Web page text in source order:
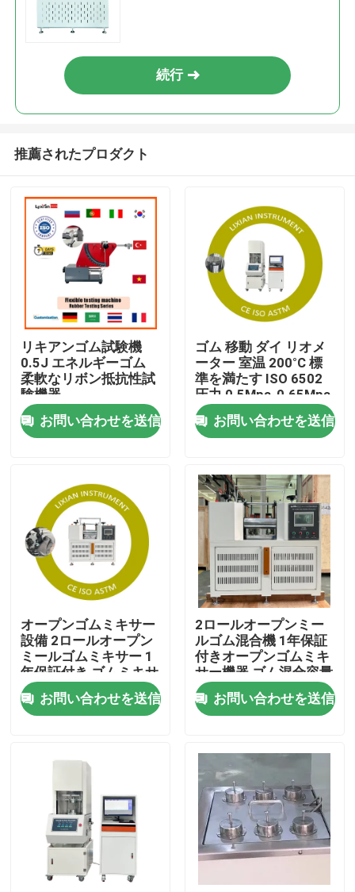
家
VRショー
私たちに関しては
工場見学
品質管理
ケース
研究室試験機械
続行
推薦されたプロダクト
リキアンゴム試験機
0.5J エネルギーゴム
柔軟なリボン抵抗性試
験機器
お問い合わせを送信
ゴム 移動 ダイ リオメ
ーター 室温 200°C 標
準を満たす ISO 6502
圧力 0.5Mpa-0.65Mpa
お問い合わせを送信
オープンゴムミキサー
設備 2ロールオープン
ミールゴムミキサー 1
年保証付き ゴムミキサ
ー容量0.3〜2kg
お問い合わせを送信
2ロールオープンミー
ルゴム混合機 1年保証
付きオープンゴムミキ
サー機器 ゴム混合容量
0.3〜2kg
お問い合わせを送信